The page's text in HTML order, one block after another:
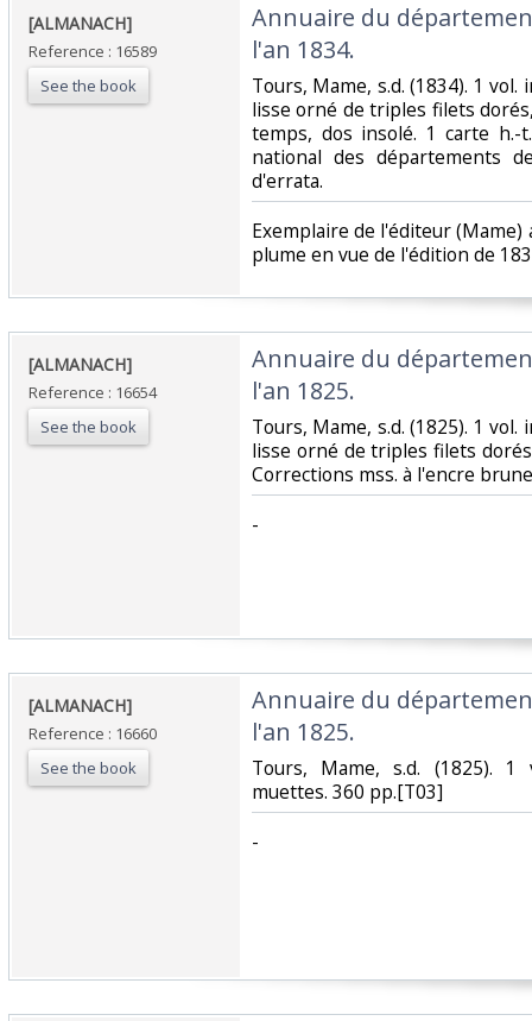
‎[ALMANACH]‎
Reference : 16589
See the book
‎Annuaire du
l'an 1834.‎
‎Tours, Mame, s.d. (1834). 1
lisse orné de triples filets
temps, dos insolé. 1 carte
national des départements
d'errata.‎
‎Exemplaire de l'éditeur (Mame)
plume en vue de l'édition de
‎[ALMANACH]‎
Reference : 16654
See the book
‎Annuaire du
l'an 1825.‎
‎Tours, Mame, s.d. (1825). 1
lisse orné de triples filets
Corrections mss. à l'encre
‎-‎
‎[ALMANACH]‎
Reference : 16660
See the book
‎Annuaire du
l'an 1825.‎
‎Tours, Mame, s.d. (1825).
muettes. 360 pp.[T03]‎
‎-‎